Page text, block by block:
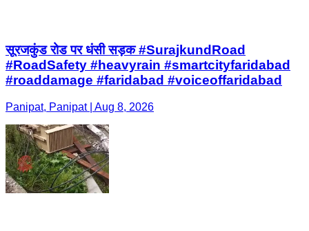
सूरजकुंड रोड पर धंसी सड़क #SurajkundRoad
#RoadSafety #heavyrain #smartcityfaridabad
#roaddamage #faridabad #voiceoffaridabad
Panipat, Panipat | Aug 8, 2026